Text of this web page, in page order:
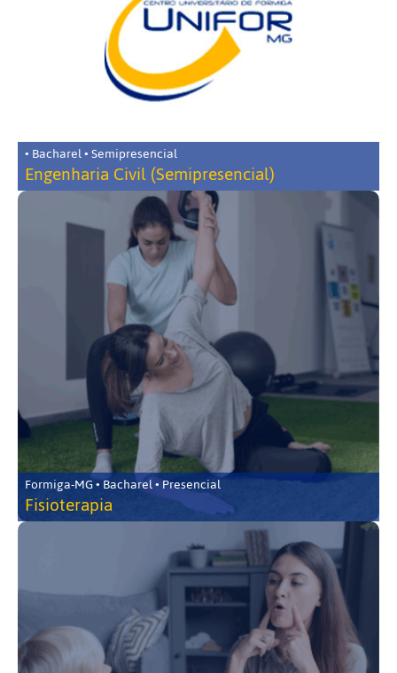
• Bacharel • Semipresencial
Engenharia Civil (Semipresencial)
Formiga-MG • Bacharel • Presencial
Fisioterapia